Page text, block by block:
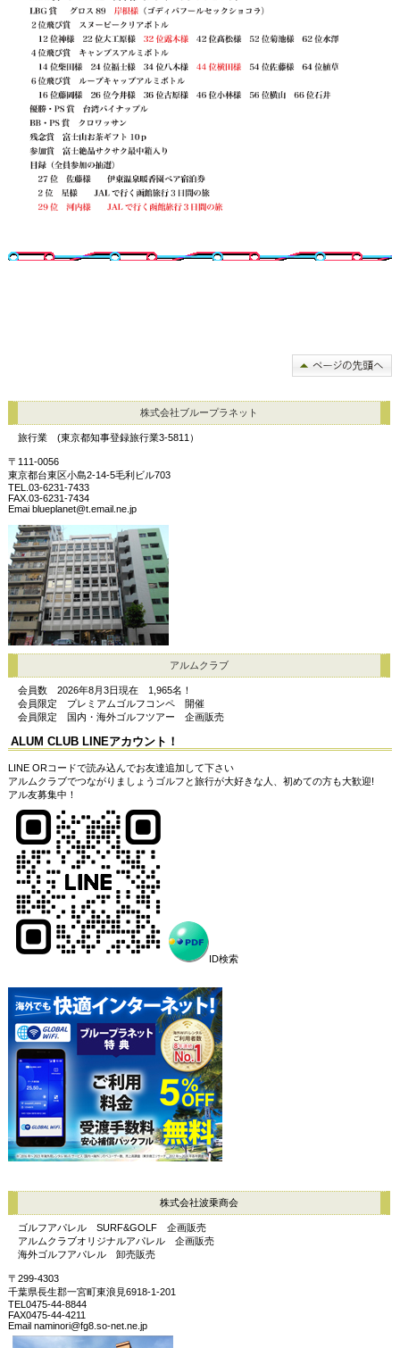
株式会社ブループラネット
旅行業 (東京都知事登録旅行業3-5811）
〒111-0056
東京都台東区小島2-14-5毛利ビル703
TEL.03-6231-7433
FAX.03-6231-7434
Emai blueplanet@t.email.ne.jp
アルムクラブ
会員数 2026年8月3日現在 1,965名！
会員限定 プレミアムゴルフコンペ 開催
会員限定 国内・海外ゴルフツアー 企画販売
ALUM CLUB LINEアカウント！
LINE ORコードで読み込んでお友達追加して下さい
アルムクラブでつながりましょうゴルフと旅行が大好きな人、初めての方も大歓迎!
アル友募集中！
ID検索
株式会社波乗商会
ゴルフアパレル SURF&GOLF 企画販売
アルムクラブオリジナルアパレル 企画販売
海外ゴルフアパレル 卸売販売
〒299-4303
千葉県長生郡一宮町東浪見6918-1-201
TEL0475-44-8844
FAX0475-44-4211
Email naminori@fg8.so-net.ne.jp